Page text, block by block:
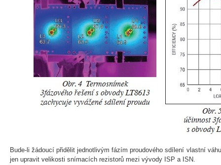
Bude-li žádoucí přidělit jednotlivým fázím proudového sdílení vlastní
jen upravit velikosti snímacích rezistorů mezi vývody ISP a ISN.